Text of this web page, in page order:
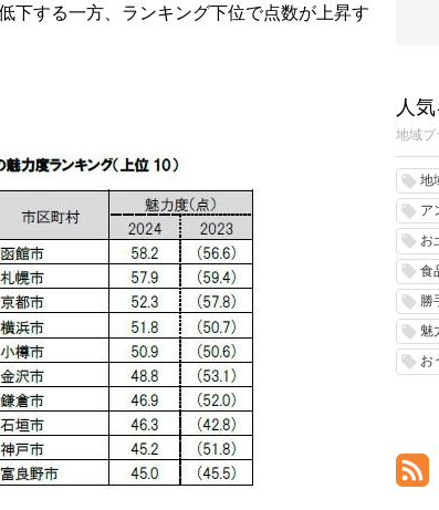
下する一方、ランキング下位で点数が上昇す
人
地域ブ
local_offer 地
local_offer ア
local_offer お
local_offer 食
local_offer 勝
local_offer 魅
local_offer お